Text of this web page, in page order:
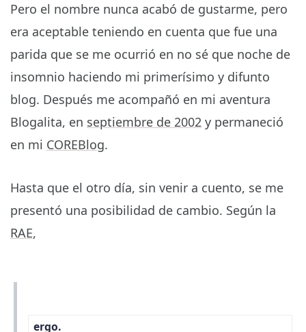
Pero el nombre nunca acabó de gustarme, pero
era aceptable teniendo en cuenta que fue una
parida que se me ocurrió en no sé que noche de
insomnio haciendo mi primerísimo y difunto
blog. Después me acompañó en mi aventura
Blogalita, en septiembre de 2002 y permaneció
en mi COREBlog.
Hasta que el otro día, sin venir a cuento, se me
presentó una posibilidad de cambio. Según la
RAE,
ergo.